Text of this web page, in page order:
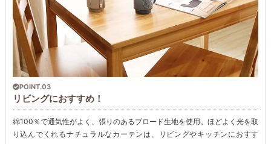
POINT.03
リビングにおすすめ！
綿100％で通気性がよく、張りのあるブロード生地を使用。ほどよく光を取
り込んでくれるナチュラルなカーテンは、リビングやキッチンにおすす